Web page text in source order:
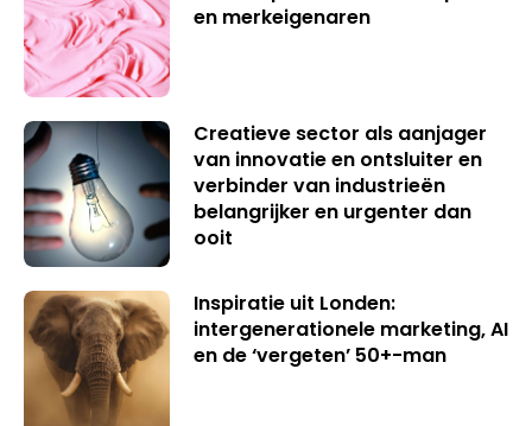
en merkeigenaren
Creatieve sector als aanjager
van innovatie en ontsluiter en
verbinder van industrieën
belangrijker en urgenter dan
ooit
Inspiratie uit Londen:
intergenerationele marketing, AI
en de ‘vergeten’ 50+-man